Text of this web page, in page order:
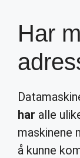
Har
har alle
maskinene
å kunne